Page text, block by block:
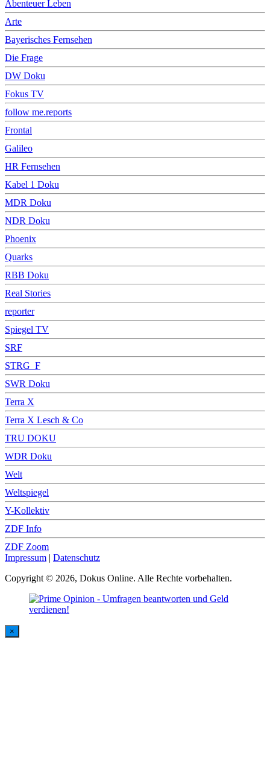
Abenteuer Leben
Arte
Bayerisches Fernsehen
Die Frage
DW Doku
Fokus TV
follow me.reports
Frontal
Galileo
HR Fernsehen
Kabel 1 Doku
MDR Doku
NDR Doku
Phoenix
Quarks
RBB Doku
Real Stories
reporter
Spiegel TV
SRF
STRG_F
SWR Doku
Terra X
Terra X Lesch & Co
TRU DOKU
WDR Doku
Welt
Weltspiegel
Y-Kollektiv
ZDF Info
ZDF Zoom
Impressum | Datenschutz
Copyright © 2026, Dokus Online. Alle Rechte vorbehalten.
×